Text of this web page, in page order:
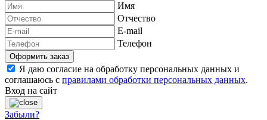
Имя
Отчество
E-mail
Телефон
Я даю согласие на обработку персональных данных и
соглашаюсь с правилами обработки персональных данных.
Вход на сайт
Забыли?